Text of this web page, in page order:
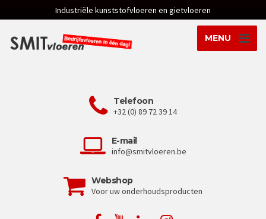
Industriële kunststofvloeren en gietvloeren
MENU
Telefoon
+32 (0) 89 72 39 14
E-mail
info@smitvloeren.be
Webshop
Voor uw onderhoudsproducten